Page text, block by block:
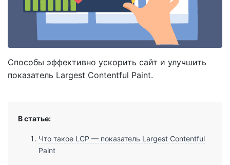
Способы эффективно ускорить сайт и улучшить
показатель Largest Contentful Paint.
В статье:
Что такое LCP — показатель Largest Contentful
Paint